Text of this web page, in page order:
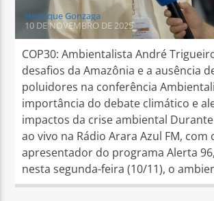
Henrique Gonzaga
10 DE NOVEMBRO DE 2025
COP30: Ambientalista André
desafios da Amazônia e a ausência
poluidores na conferência
importância do debate climático e
impactos da crise ambiental
ao vivo na Rádio Arara Azul FM,
apresentador do programa Alerta
nesta segunda-feira (10/11), o